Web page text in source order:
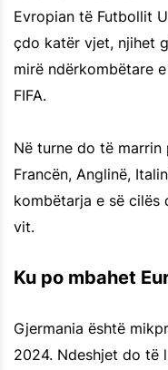
Evropian të Futbollit
çdo katër vjet, njihet
mirë ndërkombëtare
FIFA.
Në turne do të
Francën, Anglinë,
kombëtarja e së cilës
vit.
Ku po mbahet
Gjermania është
2024. Ndeshjet do të